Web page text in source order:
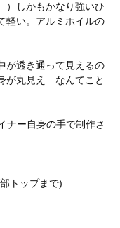
）しかもかなり強いひ
軽い。アルミホイルの
が透き通って見えるの
が丸見え…なんてこと
ナー自身の手で制作さ
トップまで)